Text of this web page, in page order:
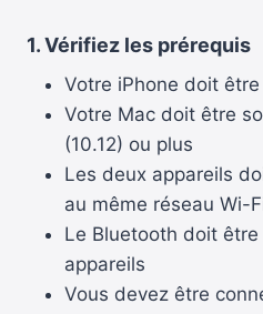
1. Vérifiez les prérequis
Votre iPhone doit
Votre Mac doit être
(10.12) ou plus
Les deux appareils
au même réseau Wi-
Le Bluetooth doit
appareils
Vous devez être